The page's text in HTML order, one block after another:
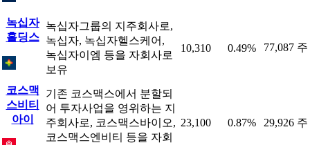
녹십자
홀딩스
녹십자그룹의 지주회사로,
녹십자, 녹십자헬스케어,
녹십자이엠 등을 자회사로
보유
10,310 0.49% 77,087 주
코스맥
스비티
아이
기존 코스맥스에서 분할되
어 투자사업을 영위하는 지
주회사로, 코스맥스바이오,
코스맥스엔비티 등을 자회
23,100 0.87% 29,926 주